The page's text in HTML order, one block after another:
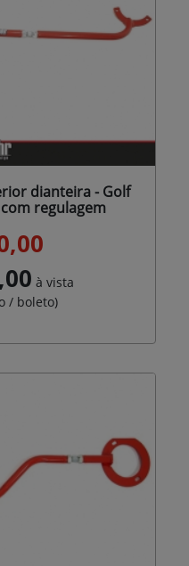
dianteira - Golf
com regulagem
à vista
/ boleto)